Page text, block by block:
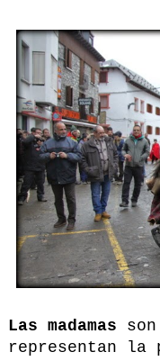
Las madamas
representan la